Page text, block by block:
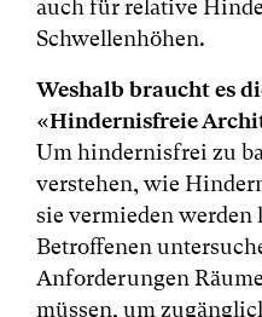
auch für relative
Schwellenhöhen.
Weshalb braucht es
«Hindernisfreie
Um hindernisfrei zu
verstehen, wie
sie vermieden
Betroffenen
Anforderungen
müssen, um